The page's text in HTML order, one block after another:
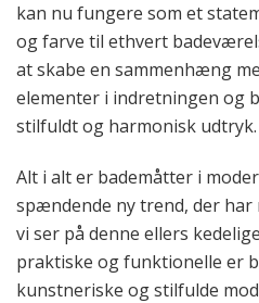
kan nu fungere som et
og farve til ethvert
at skabe en sammenhæng
elementer i indretningen og
stilfuldt og harmonisk udtryk.
Alt i alt er bademåtter i
spændende ny trend, der
vi ser på denne ellers
praktiske og funktionelle er
kunstneriske og stilfulde